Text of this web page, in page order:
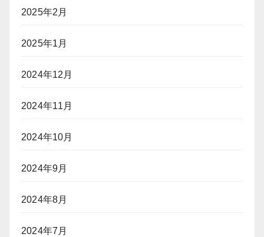
2025年2月
2025年1月
2024年12月
2024年11月
2024年10月
2024年9月
2024年8月
2024年7月